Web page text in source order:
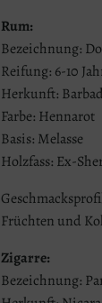
Rum:
Bezeichnung:
Reifung: 6-10
Herkunft:
Farbe: Hennarot
Basis: Melasse
Holzfass: Ex-
Früchten und
Zigarre:
Bezeichnung: